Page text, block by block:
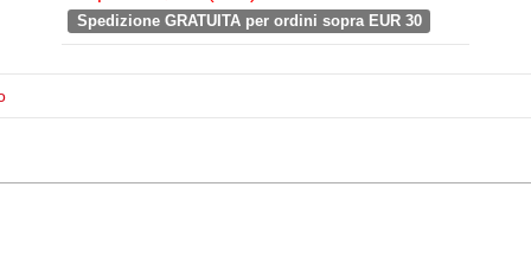
Spedizione GRATUITA per ordini sopra EUR 30